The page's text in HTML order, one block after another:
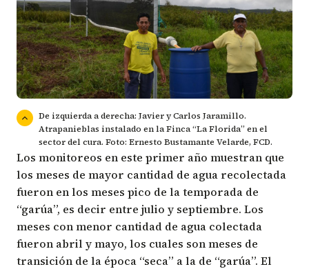
De izquierda a derecha: Javier y Carlos Jaramillo.
Atrapanieblas instalado en la Finca “La Florida” en el
sector del cura. Foto: Ernesto Bustamante Velarde, FCD.
Los monitoreos en este primer año muestran que
los meses de mayor cantidad de agua recolectada
fueron en los meses pico de la temporada de
“garúa”, es decir entre julio y septiembre. Los
meses con menor cantidad de agua colectada
fueron abril y mayo, los cuales son meses de
transición de la época “seca” a la de “garúa”. El